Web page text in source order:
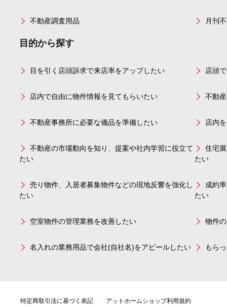
不動産調査用品 月刊
目的から探す
目を引く店頭訴求で来店率をアップしたい 店頭
店内で自由に物件情報を見てもらいたい 不動
不動産事務所に必要な備品を準備したい 店内
不動産の市場動向を知り、提案や社内学習に役立て
たい
住宅
たい
売り物件、入居者募集物件などの現地反響を強化し
たい
成約
たい
空室物件の管理業務を改善したい 物件
名入れの業務用品で会社(自社名)をアピールしたい もら
特定商取引法に基づく表記 アットホームショップ利用規約